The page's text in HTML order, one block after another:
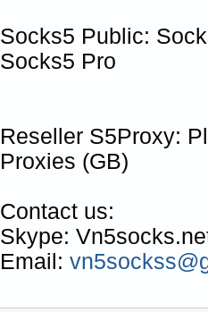
Socks5 Public:
Socks5 Pro
Reseller S5Proxy:
Proxies (GB)
Contact us:
Skype:
Email: